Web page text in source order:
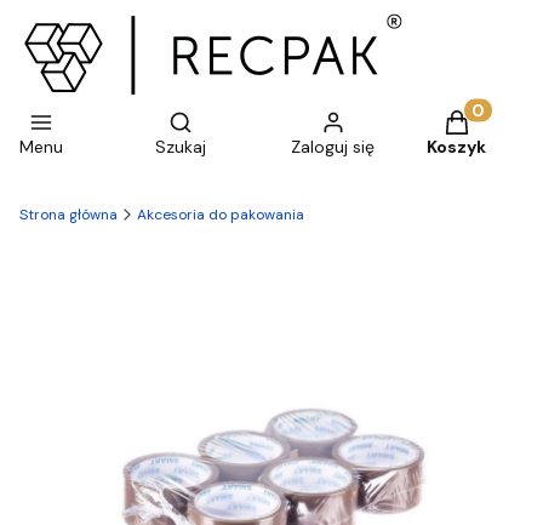
Menu
Otwórz wyszukiwarkę
Szukaj Zaloguj się
Produkty
Koszyk
Strona główna Akcesoria do pakowania